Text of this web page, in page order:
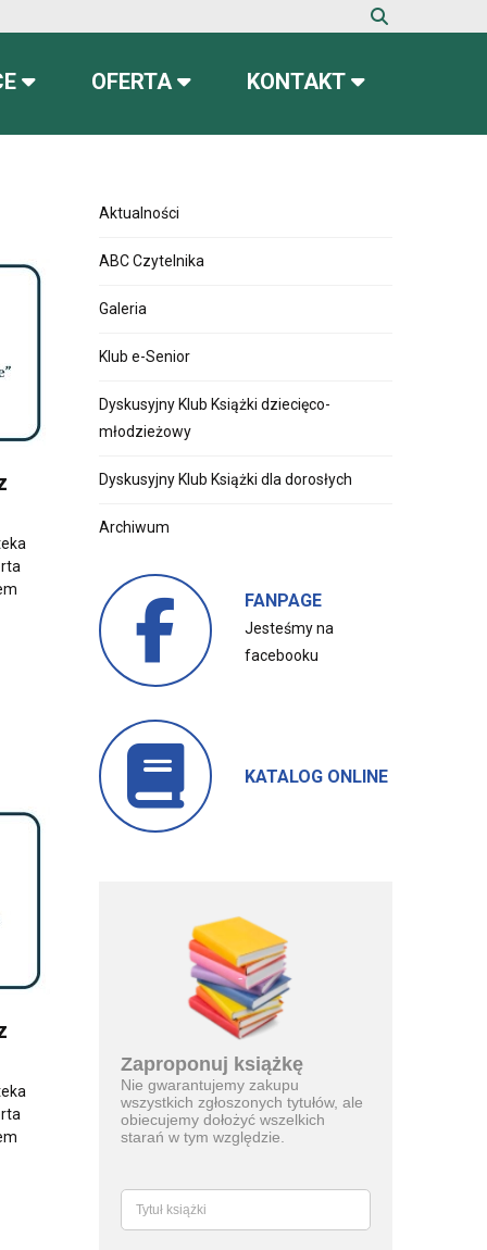
OFERTA KONTAKT
Aktualności
ABC Czytelnika
Galeria
Klub e-Senior
Dyskusyjny Klub Książki dziecięco-
młodzieżowy
Dyskusyjny Klub Książki dla dorosłych
Archiwum
FANPAGE
Jesteśmy na
facebooku
KATALOG ONLINE
Zaproponuj książkę
Nie gwarantujemy zakupu
wszystkich zgłoszonych tytułów, ale
obiecujemy dołożyć wszelkich
starań w tym względzie.